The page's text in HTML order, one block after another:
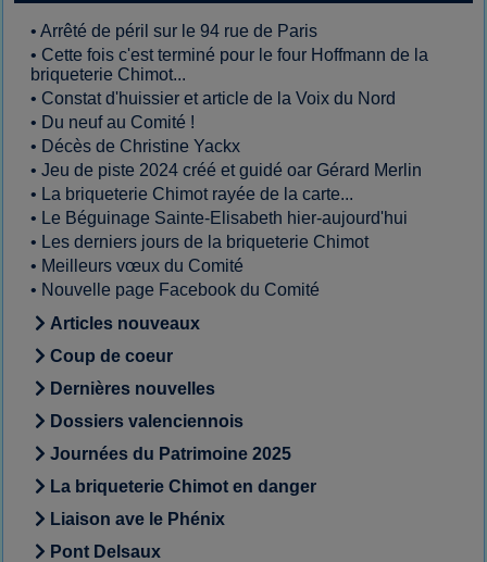
• Arrêté de péril sur le 94 rue de Paris
• Cette fois c'est terminé pour le four Hoffmann de la
briqueterie Chimot...
• Constat d'huissier et article de la Voix du Nord
• Du neuf au Comité !
• Décès de Christine Yackx
• Jeu de piste 2024 créé et guidé oar Gérard Merlin
• La briqueterie Chimot rayée de la carte...
• Le Béguinage Sainte-Elisabeth hier-aujourd'hui
• Les derniers jours de la briqueterie Chimot
• Meilleurs vœux du Comité
• Nouvelle page Facebook du Comité
Articles nouveaux
Coup de coeur
Dernières nouvelles
Dossiers valenciennois
Journées du Patrimoine 2025
La briqueterie Chimot en danger
Liaison ave le Phénix
Pont Delsaux